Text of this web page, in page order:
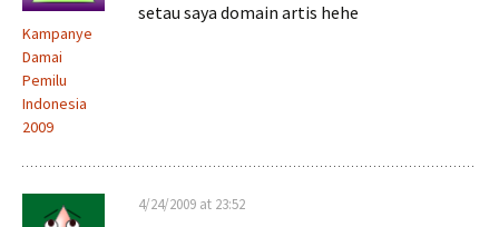
Kampanye
Damai
Pemilu
Indonesia
2009
setau saya domain artis hehe
4/24/2009 at 23:52